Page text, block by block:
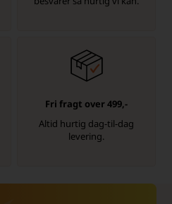
Fri fragt over 499,-
Altid hurtig dag-til-dag
levering.